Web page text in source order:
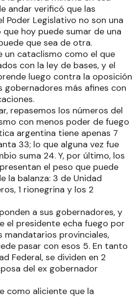
andar verificó que las
Poder Legislativo no son una
hoy puede sumar de una
que sea de otra.
un cataclismo como el que
con la ley de bases, y el
luego contra la oposición
gobernadores más afines con
repasemos los números del
con menos poder de fuego
argentina tiene apenas 7
33; lo que alguna vez fue
suma 24. Y, por último, los
el peso que puede
la balanza: 3 de Unidad
1 rionegrina y los 2
a sus gobernadores, y
el presidente echa fuego por
mandatarios provinciales,
pasar con esos 5. En tanto
Federal, se dividen en 2
del ex gobernador
como aliciente que la